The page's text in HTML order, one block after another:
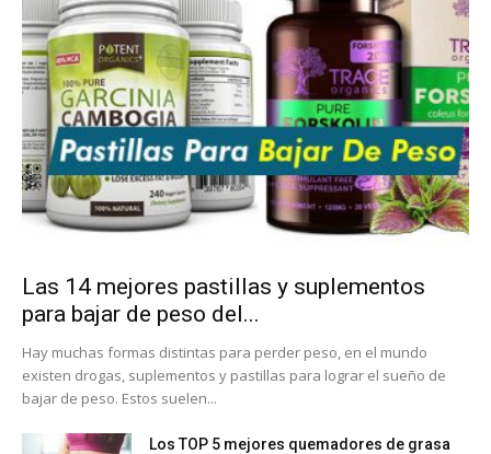
Las 14 mejores pastillas y suplementos
para bajar de peso del...
Hay muchas formas distintas para perder peso, en el mundo
existen drogas, suplementos y pastillas para lograr el sueño de
bajar de peso. Estos suelen...
Los TOP 5 mejores quemadores de grasa